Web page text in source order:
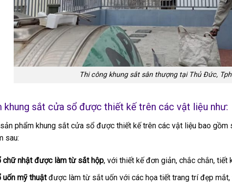
Thi công khung sắt sân thượng tại Thủ Đức,
khung sắt cửa sổ được thiết kế trên các vật liệu như:
phẩm khung sắt cửa sổ được thiết kế trên các vật liệu bao
sau:
chữ nhật được làm từ sắt hộp, với thiết kế đơn giản, chắc chắn,
mỹ thuậtđược làm từ sắt uốn với các họa tiết trang trí đẹp